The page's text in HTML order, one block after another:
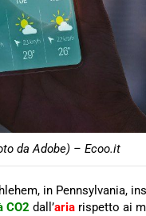
da Adobe) – Ecoo.it
in Pennsylvania,
CO2 dall’aria rispetto ai